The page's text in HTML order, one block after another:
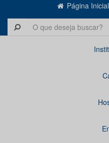
Página Inicial